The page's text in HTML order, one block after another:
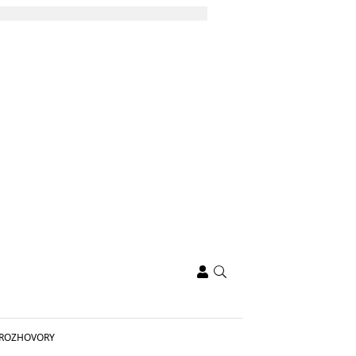
ROZHOVORY